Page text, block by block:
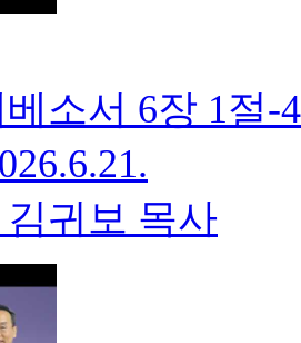
소서 6장 1절-
귀보 목사